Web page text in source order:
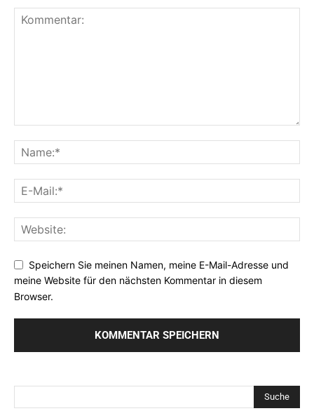
Speichern Sie meinen Namen, meine E-Mail-Adresse und
meine Website für den nächsten Kommentar in diesem
Browser.